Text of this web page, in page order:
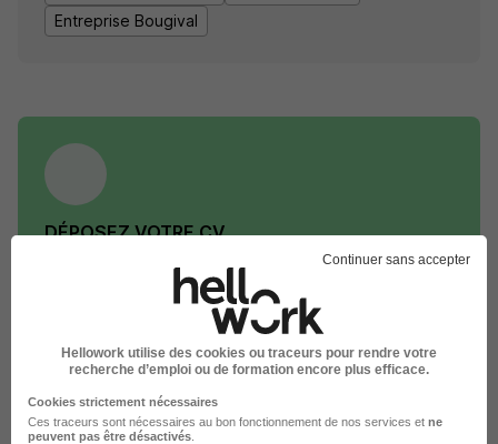
Entreprise Bougival
DÉPOSEZ VOTRE CV
Rendez votre CV accessible à l’ensemble des
recruteurs de la CVthèque Hellowork.
Rendre mon CV visible
Continuer sans accepter
Hellowork utilise des cookies ou traceurs pour rendre votre
recherche d’emploi ou de formation encore plus efficace.
Cookies strictement nécessaires
Ces traceurs sont nécessaires au bon fonctionnement de nos services et ne
peuvent pas être désactivés